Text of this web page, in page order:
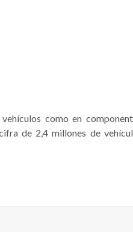
como en
de 2,4 millones de